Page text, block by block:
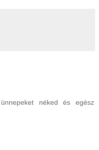
néked és egész